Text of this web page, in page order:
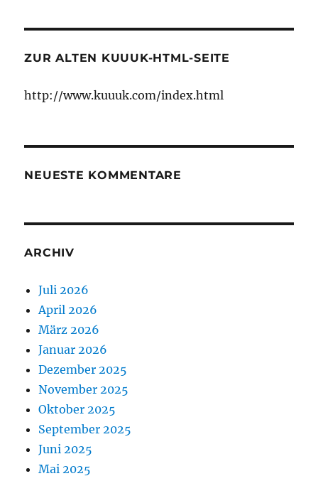
ZUR ALTEN KUUUK-HTML-SEITE
http://www.kuuuk.com/index.html
NEUESTE KOMMENTARE
ARCHIV
Juli 2026
April 2026
März 2026
Januar 2026
Dezember 2025
November 2025
Oktober 2025
September 2025
Juni 2025
Mai 2025